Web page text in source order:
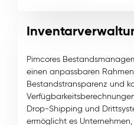
Pimcores
einen anpassbaren
Bestandstransparenz und
Drop-Shipping und
ermöglicht es